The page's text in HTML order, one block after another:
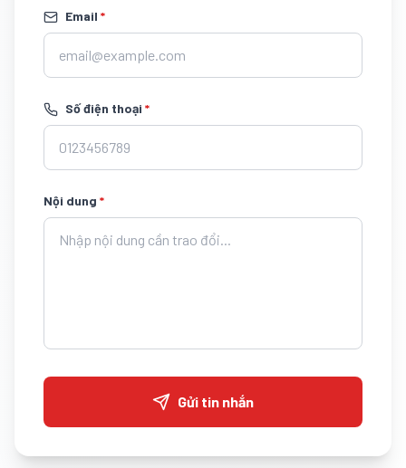
Email *
Số điện thoại *
Nội dung *
Gửi tin nhắn